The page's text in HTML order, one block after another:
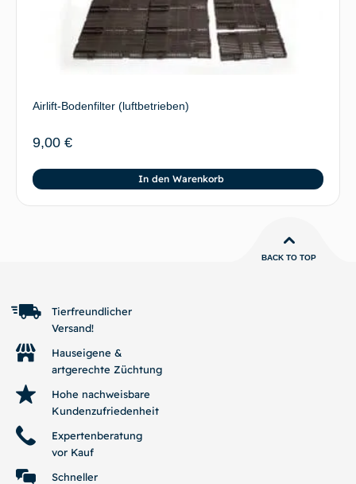
Airlift-Bodenfilter (luftbetrieben)
9,00 €
In den Warenkorb
BACK TO TOP
Tierfreundlicher
Versand!
Hauseigene &
artgerechte Züchtung
Hohe nachweisbare
Kundenzufriedenheit
Expertenberatung
vor Kauf
Schneller